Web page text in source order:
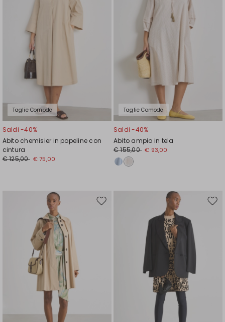
Taglie Comode
Saldi -40%
Abito chemisier in popeline con
cintura
€ 125,00 € 75,00
Taglie Comode
Saldi -40%
Abito ampio in tela
€ 155,00 € 93,00
Sposta